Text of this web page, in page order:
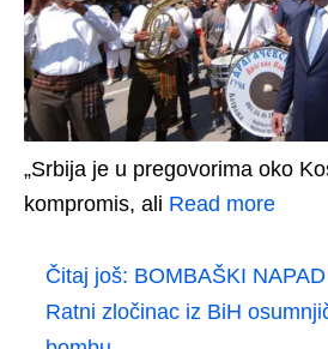
„Srbija je u pregovorima oko
kompromis, ali Read more
Čitaj još: BOMBAŠKI
Ratni zločinac iz BiH